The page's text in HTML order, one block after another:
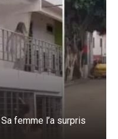
femme l’a surpris